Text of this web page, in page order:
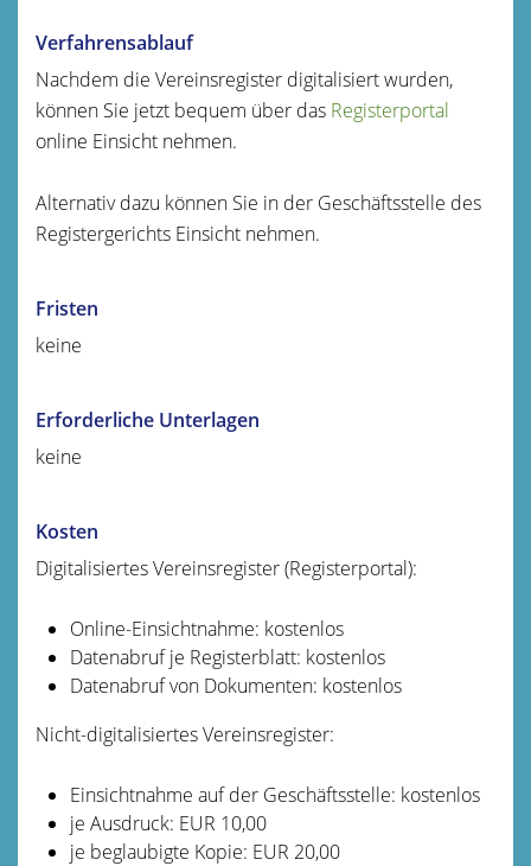
Verfahrensablauf
Nachdem die Vereinsregister digitalisiert wurden,
können Sie jetzt bequem über das Registerportal
online Einsicht nehmen.
Alternativ dazu können Sie in der Geschäftsstelle des
Registergerichts Einsicht nehmen.
Fristen
keine
Erforderliche Unterlagen
keine
Kosten
Digitalisiertes Vereinsregister (Registerportal):
Online-Einsichtnahme: kostenlos
Datenabruf je Registerblatt: kostenlos
Datenabruf von Dokumenten: kostenlos
Nicht-digitalisiertes Vereinsregister:
Einsichtnahme auf der Geschäftsstelle: kostenlos
je Ausdruck: EUR 10,00
je beglaubigte Kopie: EUR 20,00